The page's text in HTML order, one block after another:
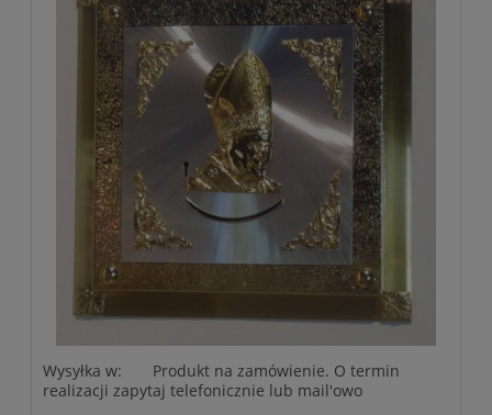
Wysyłka w:
Produkt na zamówienie. O termin
realizacji zapytaj telefonicznie lub mail'owo